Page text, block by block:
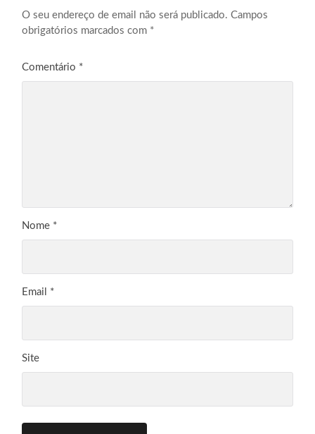
O seu endereço de email não será publicado. Campos
obrigatórios marcados com *
Comentário *
Nome *
Email *
Site